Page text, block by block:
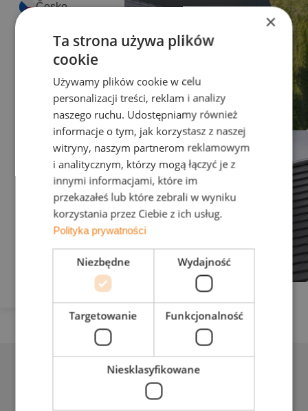
Česko
Slovensko
Україна
Magyarország
România
Serbia
Hrvatska
×
Ta strona używa plików
cookie
Używamy plików cookie w celu
personalizacji treści, reklam i analizy
naszego ruchu. Udostępniamy również
informacje o tym, jak korzystasz z naszej
witryny, naszym partnerom reklamowym
i analitycznym, którzy mogą łączyć je z
innymi informacjami, które im
przekazałeś lub które zebrali w wyniku
korzystania przez Ciebie z ich usług.
Polityka prywatności
Niezbędne Wydajność
Targetowanie Funkcjonalność
Niesklasyfikowane